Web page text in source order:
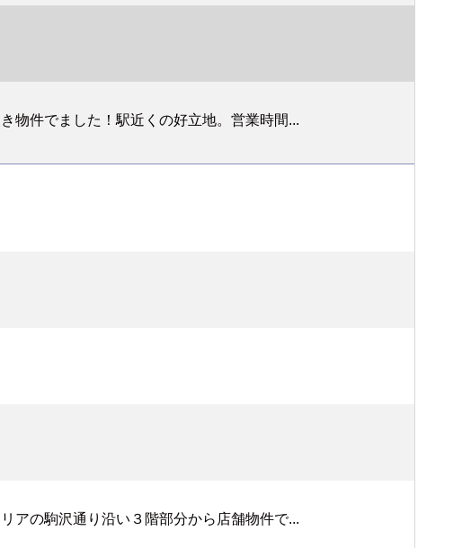
物件でました！駅近くの好立地。営業時間...
アの駒沢通り沿い３階部分から店舗物件で...